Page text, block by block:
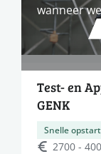
wanneer
Test- en
GENK
Snelle opstart
2700 -